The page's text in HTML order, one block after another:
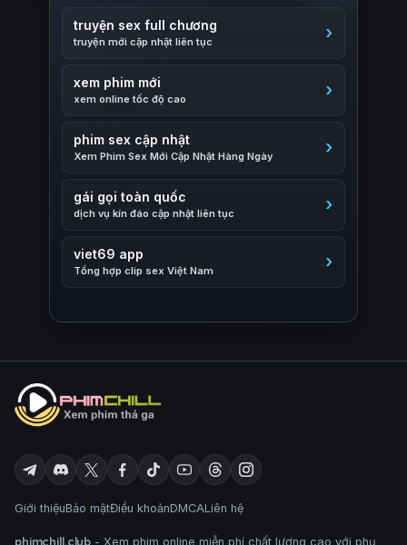
truyện sex full chương
truyện mới cập nhật liên tục
xem phim mới
xem online tốc độ cao
phim sex cập nhật
Xem Phim Sex Mới Cập Nhật Hàng Ngày
gái gọi toàn quốc
dịch vụ kín đáo cập nhật liên tục
viet69 app
Tổng hợp clip sex Việt Nam
Giới thiệuBảo mậtĐiều khoảnDMCALiên hệ
phimchill.club - Xem phim online miễn phí chất lượng cao với phụ